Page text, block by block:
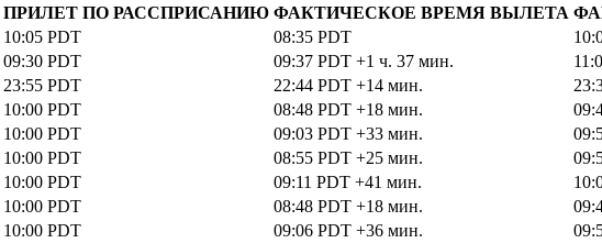
ПРИЛЕТ ПО РАССПРИСАНИЮ ФАКТИЧЕСКОЕ ВРЕМЯ ВЫЛЕТА
10:05 PDT 08:35 PDT
09:30 PDT 09:37 PDT +1 ч. 37 мин.
23:55 PDT 22:44 PDT +14 мин.
10:00 PDT 08:48 PDT +18 мин.
10:00 PDT 09:03 PDT +33 мин.
10:00 PDT 08:55 PDT +25 мин.
10:00 PDT 09:11 PDT +41 мин.
10:00 PDT 08:48 PDT +18 мин.
10:00 PDT 09:06 PDT +36 мин.